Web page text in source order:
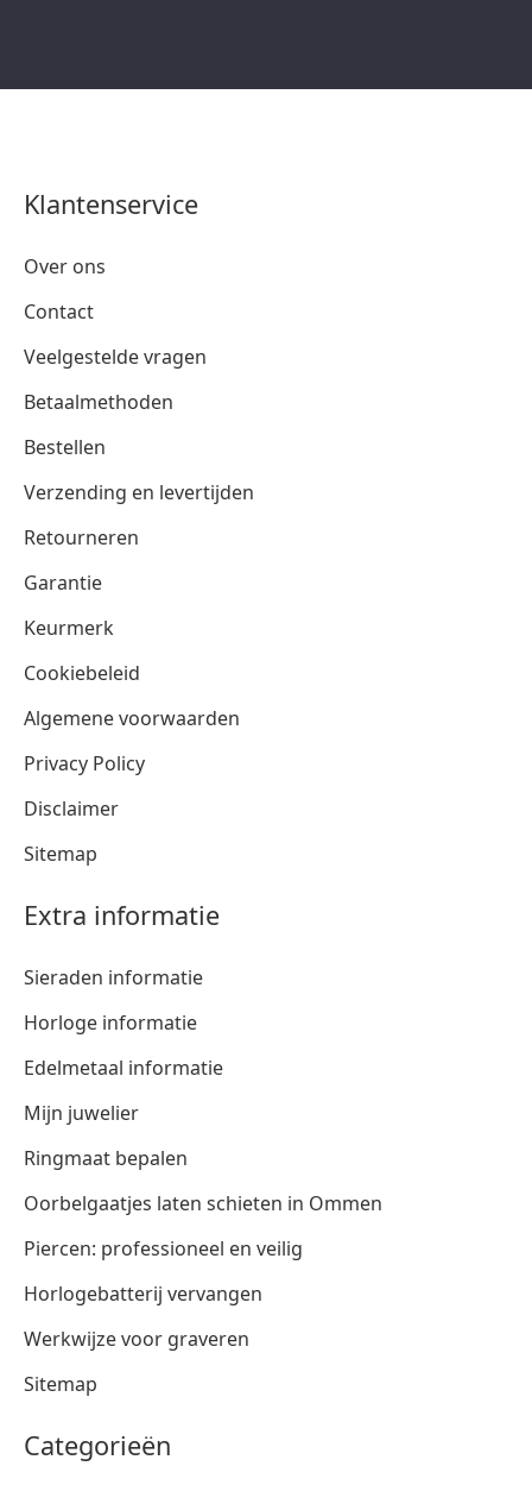
Klantenservice
Over ons
Contact
Veelgestelde vragen
Betaalmethoden
Bestellen
Verzending en levertijden
Retourneren
Garantie
Keurmerk
Cookiebeleid
Algemene voorwaarden
Privacy Policy
Disclaimer
Sitemap
Extra informatie
Sieraden informatie
Horloge informatie
Edelmetaal informatie
Mijn juwelier
Ringmaat bepalen
Oorbelgaatjes laten schieten in Ommen
Piercen: professioneel en veilig
Horlogebatterij vervangen
Werkwijze voor graveren
Sitemap
Categorieën